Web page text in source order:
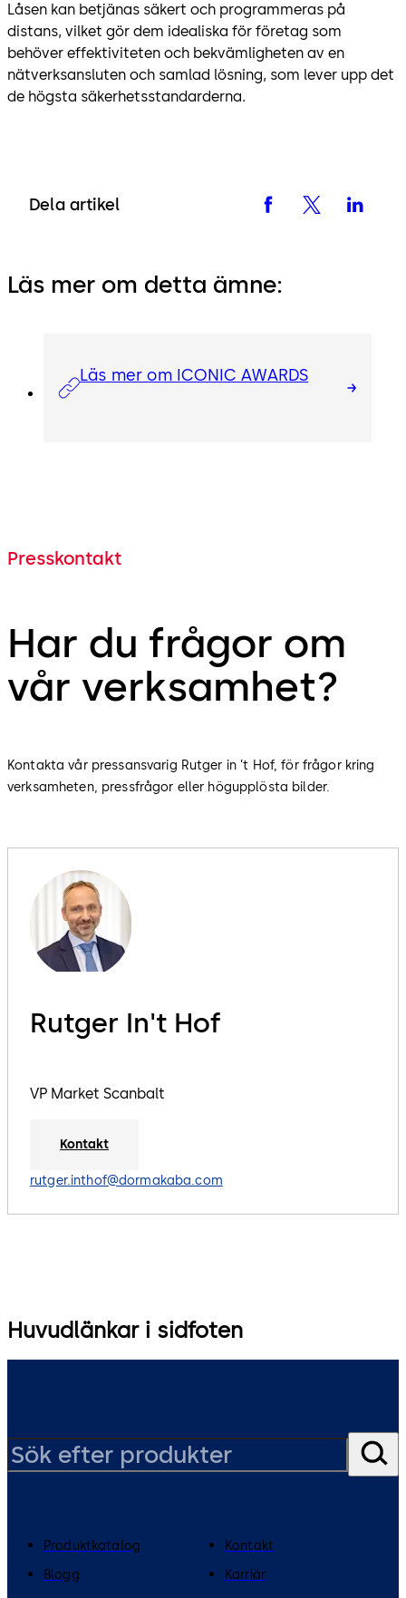
Låsen kan betjänas säkert och programmeras på
distans, vilket gör dem idealiska för företag som
behöver effektiviteten och bekvämligheten av en
nätverksansluten och samlad lösning, som lever upp det
de högsta säkerhetsstandarderna.
Dela artikel
Läs mer om detta ämne:
Läs mer om ICONIC AWARDS
Presskontakt
Har du frågor om
vår verksamhet?
Kontakta vår pressansvarig Rutger in ’t Hof, för frågor kring
verksamheten, pressfrågor eller högupplösta bilder.
Rutger In't Hof
VP Market Scanbalt
Kontakt
rutger.inthof@dormakaba.com
Huvudlänkar i sidfoten
Produktkatalog
Kontakt
Blogg
Karriär